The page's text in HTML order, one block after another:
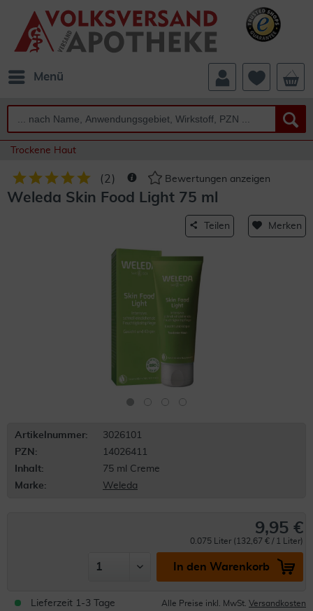
Menü
Trockene Haut
(2 ) Bewertungen anzeigen
Weleda Skin Food Light 75 ml
Teilen Merken
Artikelnummer:
3026101
PZN:
14026411
Inhalt:
75 ml Creme
Marke:
Weleda
9,95 €
0.075 Liter (132,67 € / 1 Liter)
In den Warenkorb
Lieferzeit 1-3 Tage Alle Preise inkl. MwSt. Versandkosten